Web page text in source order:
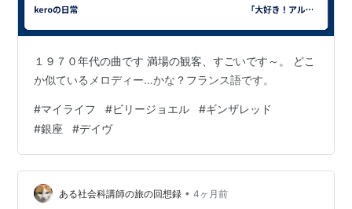
１９７０年代の曲です 満場の観客、すごいです～。 どこ
か似ているメロディー…かな？フランス語です。
#マイライフ #ビリージョエル #ギンザレッド
#銀座 #デイヴ
ある社会科講師の旅の回想録 • 4ヶ月前